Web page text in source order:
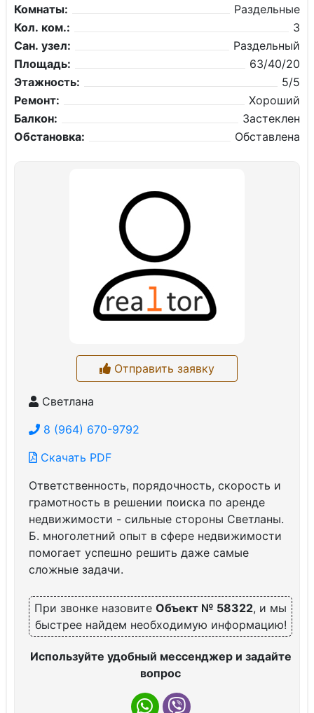
Комнаты:
Раздельные
Кол. ком.:
3
Сан. узел:
Раздельный
Площадь:
63/40/20
Этажность:
5/5
Ремонт:
Хороший
Балкон:
Застеклен
Обстановка:
Обставлена
Отправить заявку
Светлана
8 (964) 670-9792
Скачать PDF
Ответственность, порядочность, скорость и
грамотность в решении поиска по аренде
недвижимости - сильные стороны Светланы.
Б. многолетний опыт в сфере недвижимости
помогает успешно решить даже самые
сложные задачи.
При звонке назовите Объект № 58322, и мы
быстрее найдем необходимую информацию!
Используйте удобный мессенджер и задайте
вопрос